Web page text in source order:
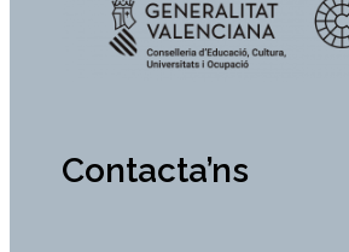
Contacta’ns